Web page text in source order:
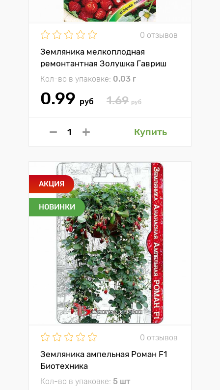
0 отзывов
Земляника мелкоплодная
ремонтантная Золушка Гавриш
Кол-во в упаковке: 0.03 г
0.99 руб 1.69 руб
Купить
АКЦИЯ
НОВИНКИ
0 отзывов
Земляника ампельная Роман F1
Биотехника
Кол-во в упаковке: 5 шт